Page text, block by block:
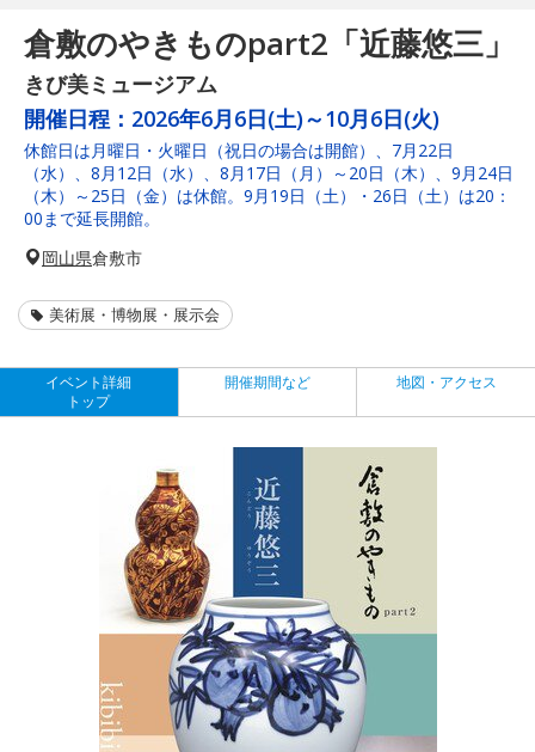
倉敷のやきものpart2「近藤悠三」
きび美ミュージアム
開催日程： 2026年6月6日(土)～10月6日(火)
休館日は月曜日・火曜日（祝日の場合は開館）、7月22日
（水）、8月12日（水）、8月17日（月）～20日（木）、9月24日
（木）～25日（金）は休館。9月19日（土）・26日（土）は20：
00まで延長開館。
岡山県倉敷市
美術展・博物展・展示会
イベント詳細
トップ
開催期間など 地図・アクセス